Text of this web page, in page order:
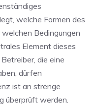
welche Formen des
Bedingungen
Element dieses
die eine
dürfen
ist an strenge
überprüft werden.